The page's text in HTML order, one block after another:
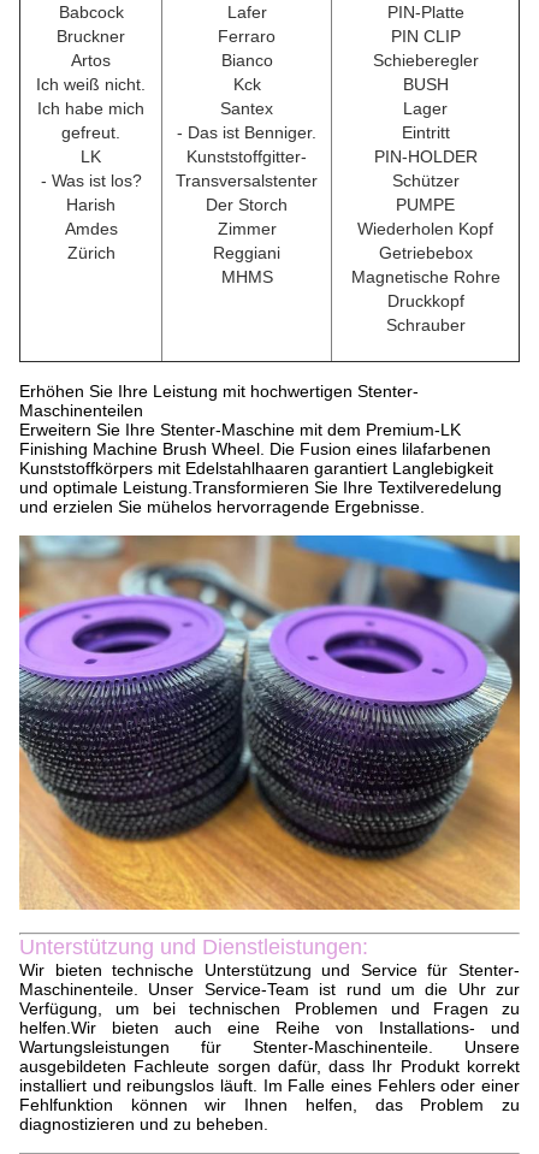
Babcock
Bruckner
Artos
Ich weiß nicht.
Ich habe mich
gefreut.
LK
- Was ist los?
Harish
Amdes
Zürich
Lafer
Ferraro
Bianco
Kck
Santex
- Das ist Benniger.
Kunststoffgitter-
Transversalstenter
Der Storch
Zimmer
Reggiani
MHMS
PIN-Platte
PIN CLIP
Schieberegler
BUSH
Lager
Eintritt
PIN-HOLDER
Schützer
PUMPE
Wiederholen Kopf
Getriebebox
Magnetische Rohre
Druckkopf
Schrauber
Erhöhen Sie Ihre Leistung mit hochwertigen Stenter-
Maschinenteilen
Erweitern Sie Ihre Stenter-Maschine mit dem Premium-LK
Finishing Machine Brush Wheel. Die Fusion eines lilafarbenen
Kunststoffkörpers mit Edelstahlhaaren garantiert Langlebigkeit
und optimale Leistung.Transformieren Sie Ihre Textilveredelung
und erzielen Sie mühelos hervorragende Ergebnisse.
Unterstützung und Dienstleistungen:
Wir bieten technische Unterstützung und Service für Stenter-
Maschinenteile. Unser Service-Team ist rund um die Uhr zur
Verfügung, um bei technischen Problemen und Fragen zu
helfen.Wir bieten auch eine Reihe von Installations- und
Wartungsleistungen für Stenter-Maschinenteile. Unsere
ausgebildeten Fachleute sorgen dafür, dass Ihr Produkt korrekt
installiert und reibungslos läuft. Im Falle eines Fehlers oder einer
Fehlfunktion können wir Ihnen helfen, das Problem zu
diagnostizieren und zu beheben.